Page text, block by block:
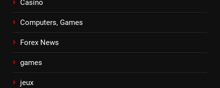
Casino
Computers, Games
Forex News
games
jeux